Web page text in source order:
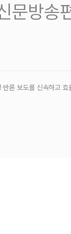
문방송
론 보도를 신속하고